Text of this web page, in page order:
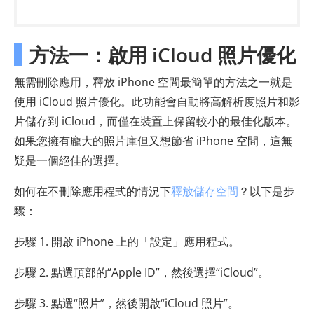
方法一：啟用 iCloud 照片優化
無需刪除應用，釋放 iPhone 空間最簡單的方法之一就是
使用 iCloud 照片優化。此功能會自動將高解析度照片和影
片儲存到 iCloud，而僅在裝置上保留較小的最佳化版本。
如果您擁有龐大的照片庫但又想節省 iPhone 空間，這無
疑是一個絕佳的選擇。
如何在不刪除應用程式的情況下釋放儲存空間 ？以下是步
驟：
步驟 1. 開啟 iPhone 上的「設定」應用程式。
步驟 2. 點選頂部的“Apple ID”，然後選擇“iCloud”。
步驟 3. 點選“照片”，然後開啟“iCloud 照片”。